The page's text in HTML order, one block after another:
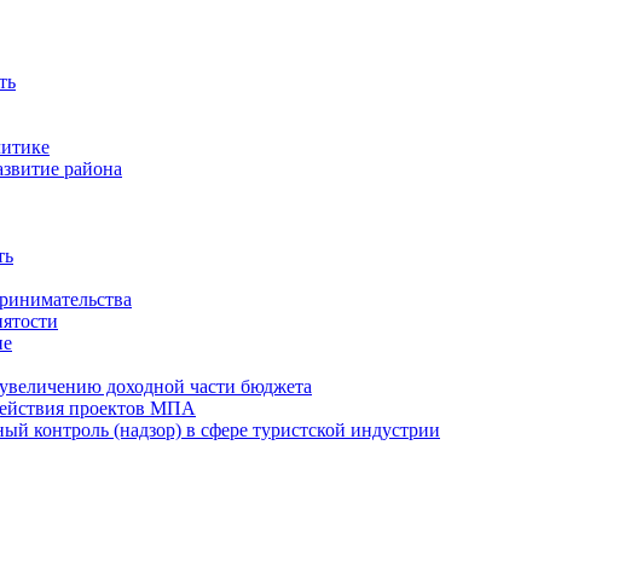
района
доходной части бюджета
проектов МПА
контроль (надзор) в сфере туристской индустрии